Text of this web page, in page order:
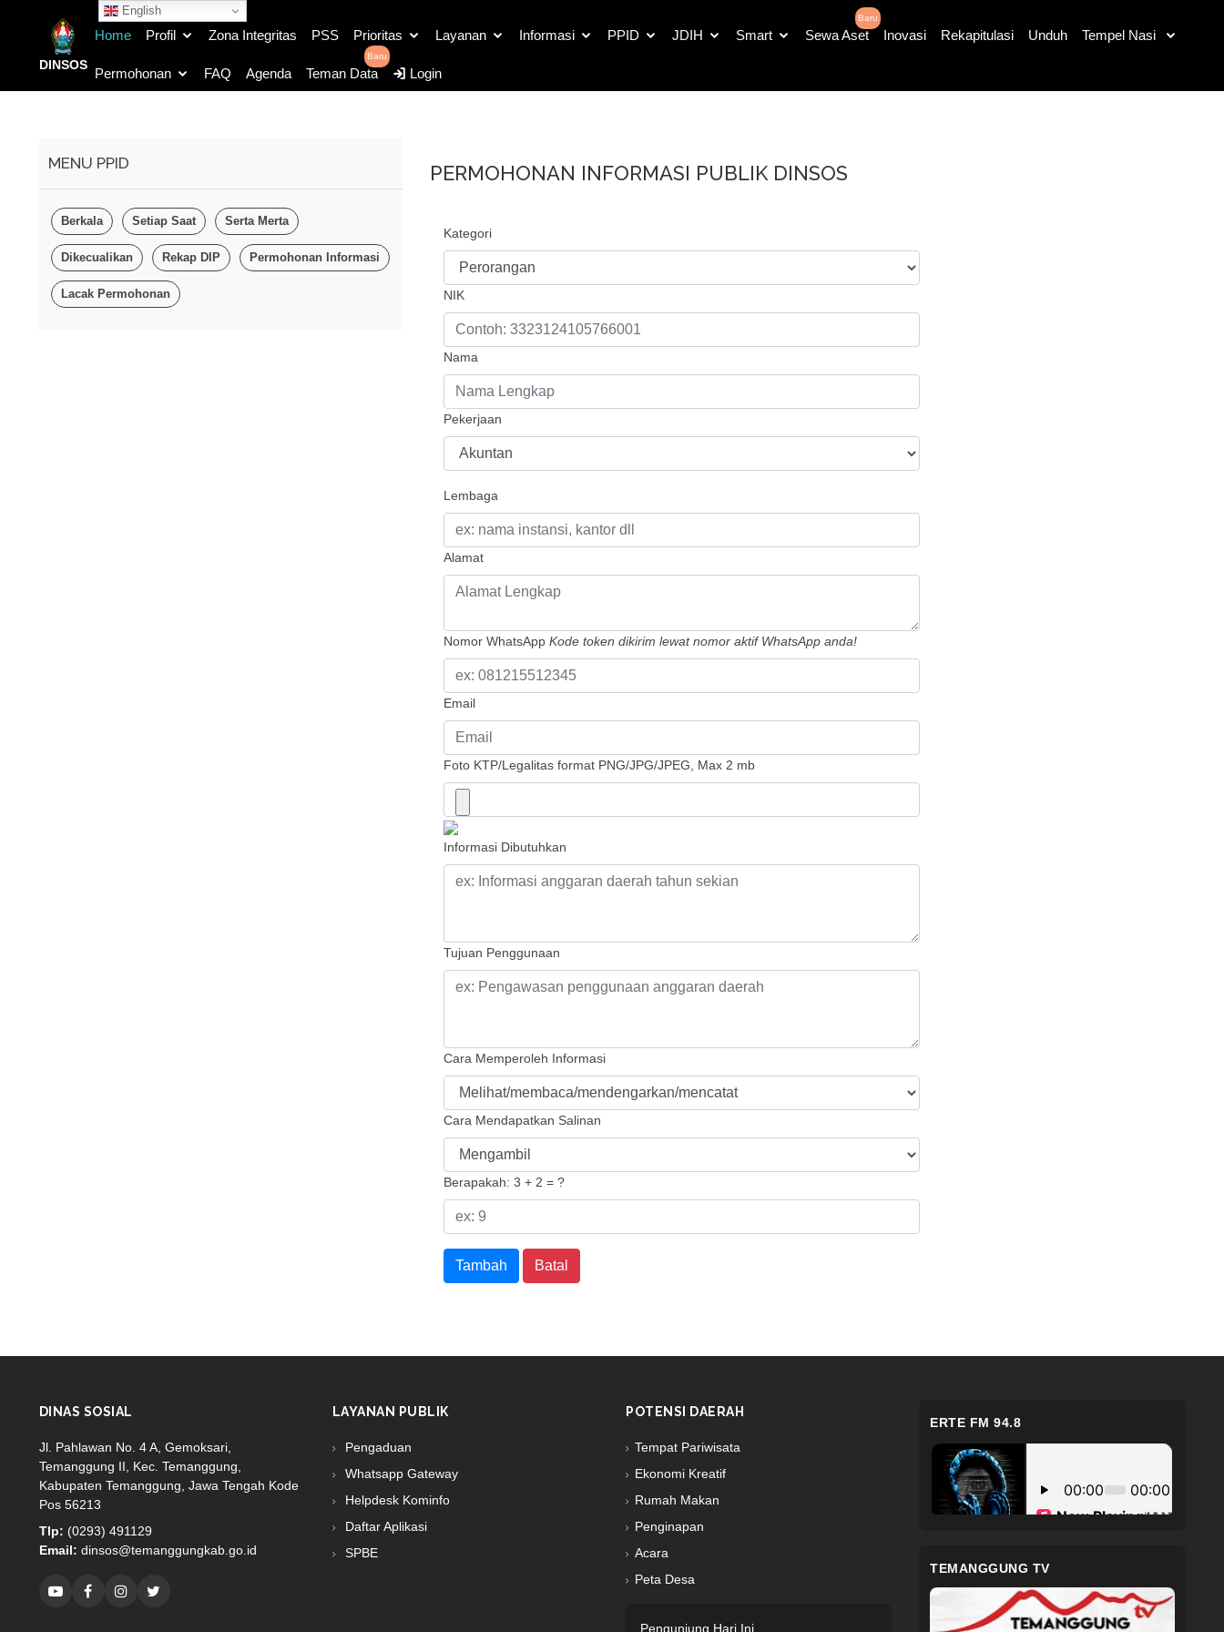
English
DINSOS
Home Profil Zona Integritas PSS Prioritas Layanan Informasi PPID JDIH Smart Sewa Aset
Baru
Inovasi Rekapitulasi Unduh Tempel Nasi
Permohonan FAQ Agenda Teman Data
Baru
Login
MENU PPID
Berkala Setiap Saat Serta Merta
Dikecualikan Rekap DIP Permohonan Informasi
Lacak Permohonan
PERMOHONAN INFORMASI PUBLIK DINSOS
Kategori
NIK
Nama
Pekerjaan
Lembaga
Alamat
Nomor WhatsApp Kode token dikirim lewat nomor aktif WhatsApp anda!
Email
Foto KTP/Legalitas format PNG/JPG/JPEG, Max 2 mb
Informasi Dibutuhkan
Tujuan Penggunaan
Cara Memperoleh Informasi
Cara Mendapatkan Salinan
Berapakah: 3 + 2 = ?
Tambah Batal
DINAS SOSIAL
Jl. Pahlawan No. 4 A, Gemoksari,
Temanggung II, Kec. Temanggung,
Kabupaten Temanggung, Jawa Tengah Kode
Pos 56213
Tlp: (0293) 491129
Email: dinsos@temanggungkab.go.id
LAYANAN PUBLIK
Pengaduan
Whatsapp Gateway
Helpdesk Kominfo
Daftar Aplikasi
SPBE
POTENSI DAERAH
Tempat Pariwisata
Ekonomi Kreatif
Rumah Makan
Penginapan
Acara
Peta Desa
Pengunjung Hari Ini
ERTE FM 94.8
TEMANGGUNG TV